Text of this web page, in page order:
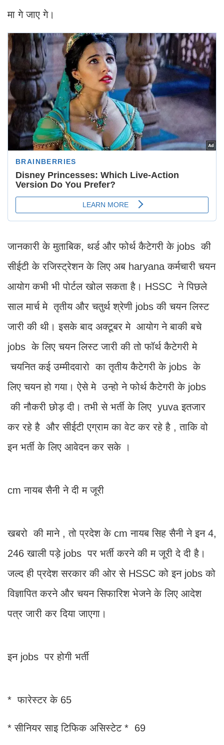
मा गे जाए गे।
जानकारी के मुताबिक, थर्ड और फोर्थ कैटेगरी के jobs की
सीईटी के रजिस्ट्रेशन के लिए अब haryana कर्मचारी चयन
आयोग कभी भी पोर्टल खोल सकता है। HSSC ने पिछले
साल मार्च मे तृतीय और चतुर्थ श्रेणी jobs की चयन लिस्ट
जारी की थी। इसके बाद अक्टूबर मे आयोग ने बाकी बचे
jobs के लिए चयन लिस्ट जारी की तो फॉर्थ कैटेगरी मे
चयनित कई उम्मीदवारो का तृतीय कैटेगरी के jobs के
लिए चयन हो गया। ऐसे मे उन्हो ने फोर्थ कैटेगरी के jobs
की नौकरी छोड़ दी। तभी से भर्ती के लिए yuva इतजार
कर रहे है और सीईटी एग्राम का वेट कर रहे है , ताकि वो
इन भर्ती के लिए आवेदन कर सके ।
cm नायब सैनी ने दी म जूरी
खबरो की माने , तो प्रदेश के cm नायब सिह सैनी ने इन 4,
246 खाली पड़े jobs पर भर्ती करने की म जूरी दे दी है।
जल्द ही प्रदेश सरकार की ओर से HSSC को इन jobs को
विज्ञापित करने और चयन सिफारिश भेजने के लिए आदेश
पत्र जारी कर दिया जाएगा।
इन jobs पर होगी भर्ती
* फारेस्टर के 65
* सीनियर साइ टिफिक असिस्टेट * 69